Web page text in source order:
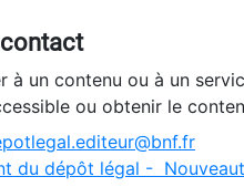
à un contenu ou à un
ou obtenir le
du dépôt légal -